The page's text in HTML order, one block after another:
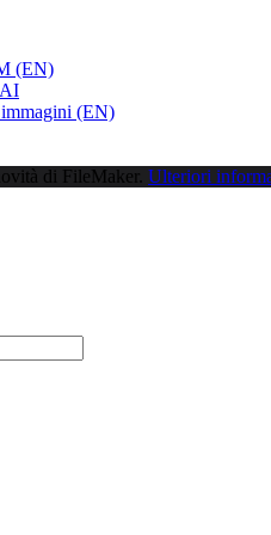
(EN)
immagini (EN)
di FileMaker. Ulteriori